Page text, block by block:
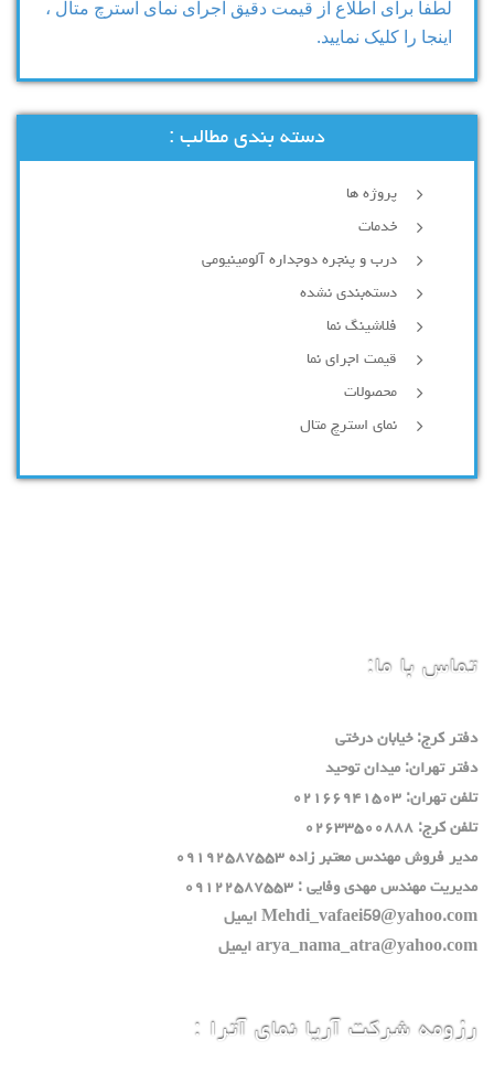
لطفا برای اطلاع از قیمت دقیق اجرای نمای استرچ متال ،
اینجا را کلیک نمایید.
دسته بندی مطالب :
پروژه ها
خدمات
درب و پنجره دوجداره آلومینیومی
دسته‌بندی نشده
فلاشینگ نما
قیمت اجرای نما
محصولات
نمای استرچ متال
تماس با ما:
دفتر كرج: خيابان درختي
دفتر تهران: ميدان توحيد
تلفن تهران: ٠٢١٦٦٩٤١٥٠٣
تلفن كرج: ٠٢٦٣٣٥٠٠٨٨٨
مدير فروش مهندس معتبر زاده ٠٩١٩٢٥٨٧٥٥٣
مديريت مهندس مهدي وفايي : ٠٩١٢٢٥٨٧٥٥٣
Mehdi_vafaei59@yahoo.com ايميل
arya_nama_atra@yahoo.com ايميل
رزومه شرکت آریا نمای آترا :